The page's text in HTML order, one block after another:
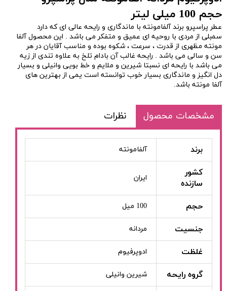
حجم 100 میلی لیتر
عطر پراسپرو برند آلفامونته با ماندگاری و رایحه عالی ای که دارد
سمبلی از مردی با روحیه ای عمیق و متفکر می باشد . این محصول آلفا
مونته مظهری از قدرت ، سرعت ، شکوه بوده و مناسب آقایان در هر
سن و سالی می باشد . رایحه غالب آن بادام تلخ به علاوه تندی از زیه
می باشد با رایحه ای نسبتا شیرین و ملایم و خط بویی وانیلی و بسیار
دل انگیز و ماندگاری بسیار خوب توانسته است یمی از بهترین های
آلفا مونته باشد.
مشخصات محصول نظرات
برند آلفامونته
کشور
سازنده
ایران
حجم 100 میل
جنسیت مردانه
غلظت ادوپرفیوم
گروه رایحه شیرین وانیلی